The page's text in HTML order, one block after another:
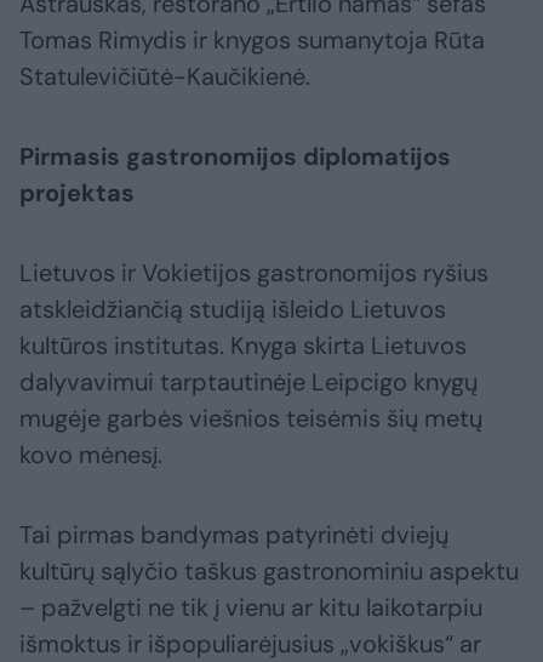
Tomas Rimydis ir knygos sumanytoja Rūta
Statulevičiūtė-Kaučikienė.
Pirmasis gastronomijos diplomatijos
projektas
Lietuvos ir Vokietijos gastronomijos ryšius
atskleidžiančią studiją išleido Lietuvos
kultūros institutas. Knyga skirta Lietuvos
dalyvavimui tarptautinėje Leipcigo knygų
mugėje garbės viešnios teisėmis šių metų
kovo mėnesį.
Tai pirmas bandymas patyrinėti dviejų
kultūrų sąlyčio taškus gastronominiu aspektu
– pažvelgti ne tik į vienu ar kitu laikotarpiu
išmoktus ir išpopuliarėjusius „vokiškus“ ar